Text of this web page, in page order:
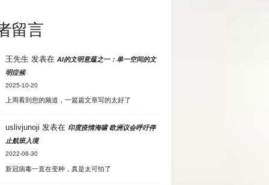
留言
王先生 发表在 AI的文明意蕴之一：单一空间的文
明症候
2025-10-20
上周看到您的频道，一篇篇文章写的太好了
uslivjunoji 发表在 印度疫情海啸 欧洲议会呼吁停
止航班入境
2022-08-30
新冠病毒一直在变种，真是太可怕了